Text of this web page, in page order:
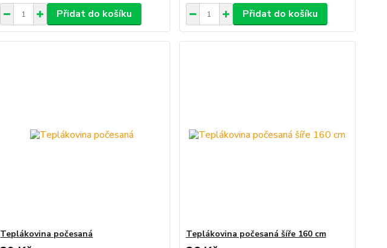
Přidat do košíku Přidat do košíku
Teplákovina počesaná Teplákovina počesaná šíře 160 cm